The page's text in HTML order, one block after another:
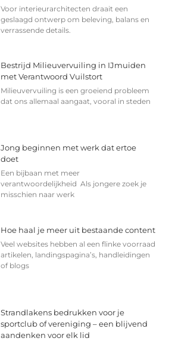
Voor interieurarchitecten draait een
geslaagd ontwerp om beleving, balans en
verrassende details.
Bestrijd Milieuvervuiling in IJmuiden
met Verantwoord Vuilstort
Milieuvervuiling is een groeiend probleem
dat ons allemaal aangaat, vooral in steden
Jong beginnen met werk dat ertoe
doet
Een bijbaan met meer
verantwoordelijkheid Als jongere zoek je
misschien naar werk
Hoe haal je meer uit bestaande content
Veel websites hebben al een flinke voorraad
artikelen, landingspagina’s, handleidingen
of blogs
Strandlakens bedrukken voor je
sportclub of vereniging – een blijvend
aandenken voor elk lid